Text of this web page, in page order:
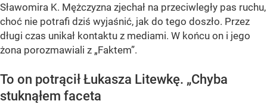
Sławomira K. Mężczyzna zjechał na przeciwległy pas ruchu,
choć nie potrafi dziś wyjaśnić, jak do tego doszło. Przez
długi czas unikał kontaktu z mediami. W końcu on i jego
żona porozmawiali z „Faktem”.
To on potrącił Łukasza Litewkę. „Chyba
stuknąłem faceta